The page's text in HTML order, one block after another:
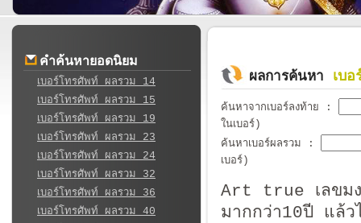
คำค้นหายอดนิยม
เบอร์โทรศัพท์ ผลรวม 14
เบอร์โทรศัพท์ ผลรวม 15
เบอร์โทรศัพท์ ผลรวม 19
เบอร์โทรศัพท์ ผลรวม 23
เบอร์โทรศัพท์ ผลรวม 24
เบอร์โทรศัพท์ ผลรวม 32
เบอร์โทรศัพท์ ผลรวม 36
เบอร์โทรศัพท์ ผลรวม 40
ผลการค้นหา เบ
ค้นหาจากเบอร์ลงท้าย
:
ในเบอร์)
ค้นหาเบอร์ผลรวม
:
เบอร์)
Art true เลขมงค
มากกว่า10ปี แล้ว